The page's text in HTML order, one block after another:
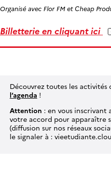
Organisé avec Flor FM et Cheap
Billetterie en cliquant ici
Découvrez toutes les activités
l’agenda !
Attention : en vous inscrivant
votre accord pour apparaître
(diffusion sur nos réseaux
le signaler à :